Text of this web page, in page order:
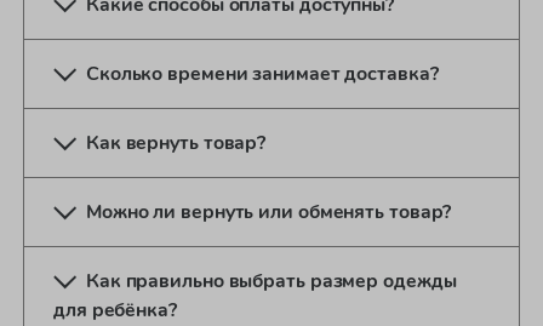
Сколько времени занимает доставка?
Как вернуть товар?
Можно ли вернуть или обменять товар?
Как правильно выбрать размер одежды
для ребёнка?